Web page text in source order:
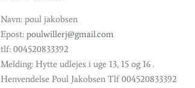
Navn: poul jakobsen
Epost: poulwillerj@gmail.com
tlf: 004520833392
Melding: Hytte udlejes i uge 13, 15 og 16 .
Henvendelse Poul Jakobsen Tlf 004520833392